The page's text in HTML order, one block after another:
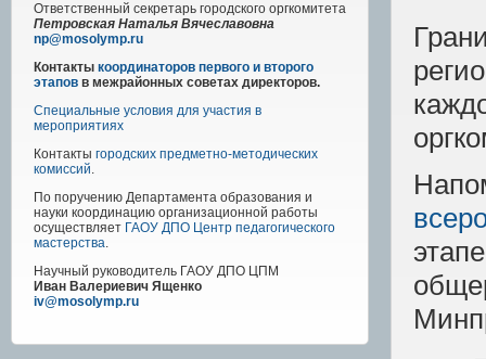
Ответственный секретарь городского оргкомитета
Петровская Наталья Вячеславовна
np@mosolymp.ru
Контакты координаторов первого и второго
этапов в межрайонных советах директоров.
Специальные условия для участия в
мероприятиях
Контакты городских предметно-методических
комиссий.
По поручению Департамента образования и
науки координацию организационной работы
осуществляет ГАОУ ДПО Центр педагогического
мастерства.
Научный руководитель ГАОУ ДПО ЦПМ
Иван Валериевич Ященко
iv@mosolymp.ru